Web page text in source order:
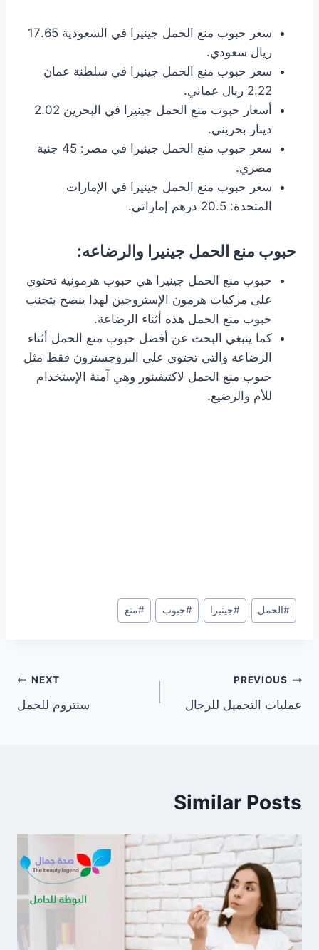
سعر حبوب منع الحمل جينيرا في السعودية 17.65
ريال سعودي.
سعر حبوب منع الحمل جينيرا في سلطنة عمان
2.22 ريال عماني.
أسعار حبوب منع الحمل جينيرا في البحرين 2.02
دينار بحريني.
سعر حبوب منع الحمل جينيرا في مصر: 45 جنية
مصري.
سعر حبوب منع الحمل جينيرا في الإمارات
المتحدة: 20.5 درهم إماراتي.
حبوب منع الحمل جينيرا والرضاعه:
حبوب منع الحمل جينيرا هي حبوب هرمونية تحتوي
على مركبات هرمون الإستروجين لهذا ينصح بتجنب
حبوب منع الحمل هذه أثناء الرضاعة.
كما ينبغي البحث عن أفضل حبوب منع الحمل أثناء
الرضاعة والتي تحتوي على البروجسترون فقط مثل
حبوب منع الحمل لاكتيفينور وهي آمنة الإستخدام
للأم والرضيع.
Post
Tags:
#الحمل #جينيرا #حبوب #منع
تصفّح
المقالات
PREVIOUS
عمليات التجميل للرجال
NEXT
سنتروم للحمل
Similar Posts